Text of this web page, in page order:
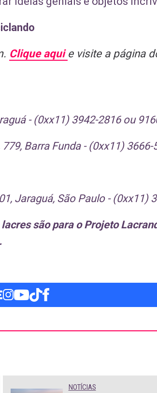
Clique aquie visite a página
- (0xx11) 3942-2816 ou
Barra Funda - (0xx11) 3666-
Jaraguá, São Paulo - (0xx11)
são para o Projeto
NOTÍCIAS